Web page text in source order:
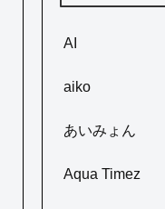
AI
aiko
あいみょん
Aqua Timez